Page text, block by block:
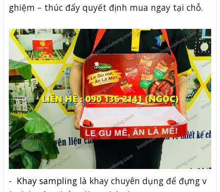
ghiệm – thúc đẩy quyết định mua ngay tại chỗ.
- Khay sampling là khay chuyên dụng để đựng v